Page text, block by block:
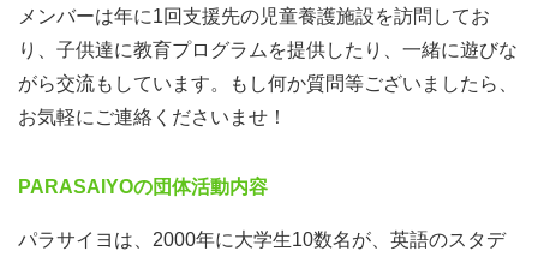
現状に衝撃を受け、ボランティア・インターン・職員を経
業を続ける傍ら、スタディツアーで1,000人以上の日本の
メンバーは年に1回支援先の児童養護施設を訪問してお
り、子供達に教育プログラムを提供したり、一緒に遊びな
がら交流もしています。もし何か質問等ございましたら、
お気軽にご連絡くださいませ！
PARASAIYOの団体活動内容
パラサイヨは、2000年に大学生10数名が、英語のスタデ